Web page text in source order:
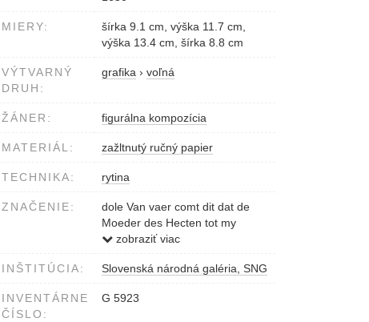
MIERY:
šírka 9.1 cm, výška 11.7 cm,
výška 13.4 cm, šírka 8.8 cm
VÝTVARNÝ
DRUH:
grafika › voľná
ŽÁNER: figurálna kompozícia
MATERIÁL: zažltnutý ručný papier
TECHNIKA: rytina
ZNAČENIE:
dole Van vaer comt dit dat de
Moeder des Hecten tot my
comt?Luc.2.S.Bolswert fecit et
zobraziť viac
INŠTITÚCIA: Slovenská národná galéria, SNG
INVENTÁRNE
ČÍSLO:
G 5923